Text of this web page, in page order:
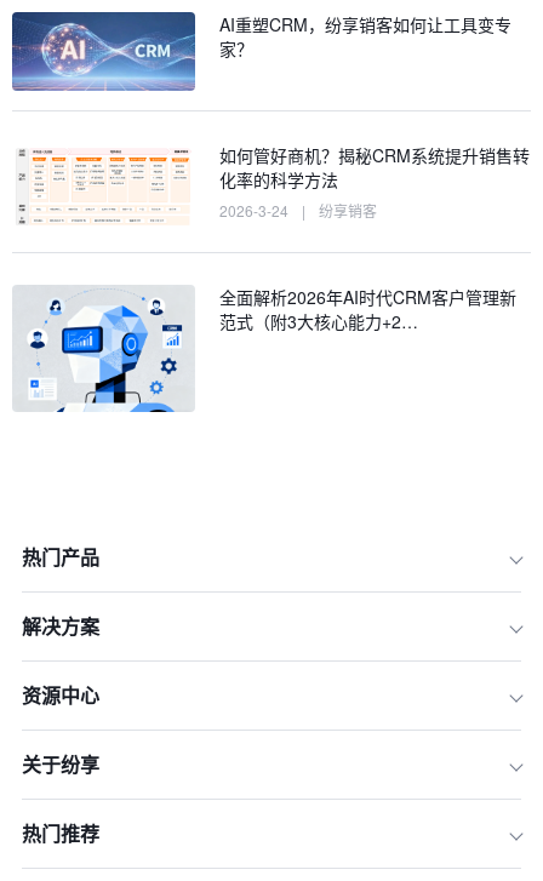
二、四类关键工具驱动M2L全流程升级
方案
AI重塑CRM，纷享销客如何让工具变专
家？
如何管好商机？揭秘CRM系统提升销售转
化率的科学方法
2026-3-24 | 纷享销客
全面解析2026年AI时代CRM客户管理新
范式（附3大核心能力+2…
热门产品
解决方案
资源中心
关于纷享
热门推荐